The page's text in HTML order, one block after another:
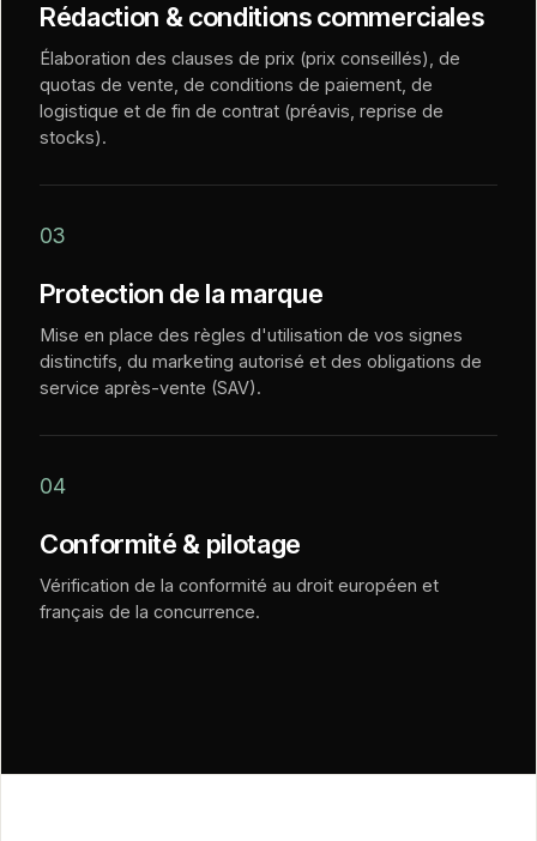
Rédaction & conditions commerciales
Élaboration des clauses de prix (prix conseillés), de
quotas de vente, de conditions de paiement, de
logistique et de fin de contrat (préavis, reprise de
stocks).
03
Protection de la marque
Mise en place des règles d'utilisation de vos signes
distinctifs, du marketing autorisé et des obligations de
service après-vente (SAV).
04
Conformité & pilotage
Vérification de la conformité au droit européen et
français de la concurrence.